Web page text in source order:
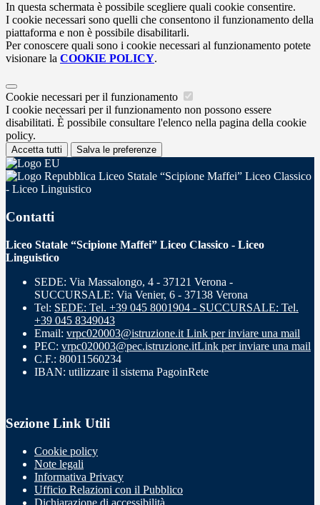
In questa schermata è possibile scegliere quali cookie consentire.
I cookie necessari sono quelli che consentono il funzionamento della
piattaforma e non è possibile disabilitarli.
Per conoscere quali sono i cookie necessari al funzionamento potete
visionare la COOKIE POLICY.
Cookie necessari per il funzionamento
I cookie necessari per il funzionamento non possono essere
disabilitati. È possibile consultare l'elenco nella pagina della cookie
policy.
Accetta tutti Salva le preferenze
Liceo Statale “Scipione Maffei” Liceo Classico
- Liceo Linguistico
Contatti
Liceo Statale “Scipione Maffei” Liceo Classico - Liceo
Linguistico
SEDE: Via Massalongo, 4 - 37121 Verona -
SUCCURSALE: Via Venier, 6 - 37138 Verona
Tel: SEDE: Tel. +39 045 8001904 - SUCCURSALE: Tel.
+39 045 8349043
Email: vrpc020003@istruzione.it Link per inviare una mail
PEC: vrpc020003@pec.istruzione.itLink per inviare una mail
C.F.: 80011560234
IBAN: utilizzare il sistema PagoinRete
Sezione Link Utili
Cookie policy
Note legali
Informativa Privacy
Ufficio Relazioni con il Pubblico
Dichiarazione di accessibilità